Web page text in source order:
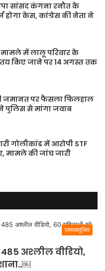
सांसद कंगना रनौत के
होगा केस, कांग्रेस की नेता ने
मामले में लालू परिवार के
किए जाने पर 14 अगस्त तक
जमानत पर फैसला फिलहाल
ने पुलिस से मांगा जवाब
गोलीकांड में आरोपी STF
मामले की जांच जारी
एक्सक्लूसिव
अश्लील वीडियो,